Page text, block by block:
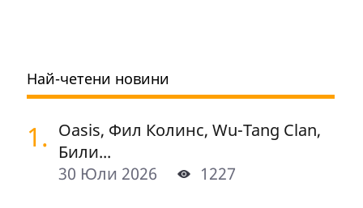
Най-четени новини
1. Oasis, Фил Колинс, Wu-Tang Clan,
Били...
30 Юли 2026
1227